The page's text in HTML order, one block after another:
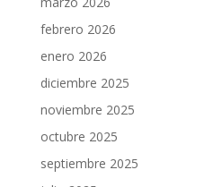
febrero 2026
enero 2026
diciembre 2025
noviembre 2025
octubre 2025
septiembre 2025